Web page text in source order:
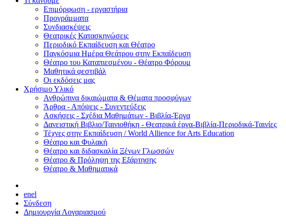
Επιμόρφωση - εργαστήρια
Προγράμματα
Συνδιασκέψεις
Θεατρικές Κατασκηνώσεις
Περιοδικό Εκπαίδευση και Θέατρο
Παγκόσμια Ημέρα Θεάτρου στην Εκπαίδευση
Θέατρο του Καταπιεσμένου - Θέατρο Φόρουμ
Μαθητικά φεστιβάλ
Οι εκδόσεις μας
Χρήσιμο Υλικό
Ανθρώπινα δικαιώματα & Θέματα προσφύγων
Άρθρα - Απόψεις - Συνεντεύξεις
Ασκήσεις - Σχέδια Μαθημάτων - Βιβλία-Έργα
Δανειστική Βιβλιο/Ταινιοθήκη - Θεατρικά έργα-Βιβλία-Περιοδικά-Ταινίες
Τέχνες στην Εκπαίδευση / World Allience for Arts Education
Θέατρο και Φυλακή
Θέατρο και διδασκαλία Ξένων Γλωσσών
Θέατρο & Πρόληψη της Εξάρτησης
Θέατρο & Μαθηματικά
enel
Σύνδεση
Δημιουργία Λογαριασμού